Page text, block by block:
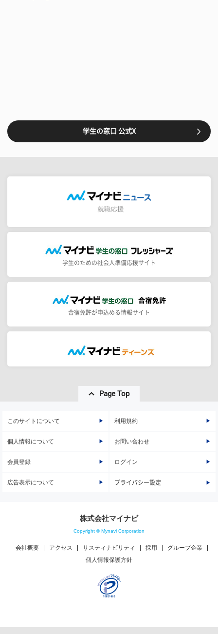
学生の窓口 公式X
学生のための社会人準備応援サイト
合宿免許が申込める情報サイト
Page Top
このサイトについて 利用規約
個人情報について お問い合わせ
会員登録 ログイン
広告表示について プライバシー設定
株式会社マイナビ
Copyright © Mynavi Corporation
会社概要 アクセス サスティナビリティ 採用
グループ企業
個人情報保護方針